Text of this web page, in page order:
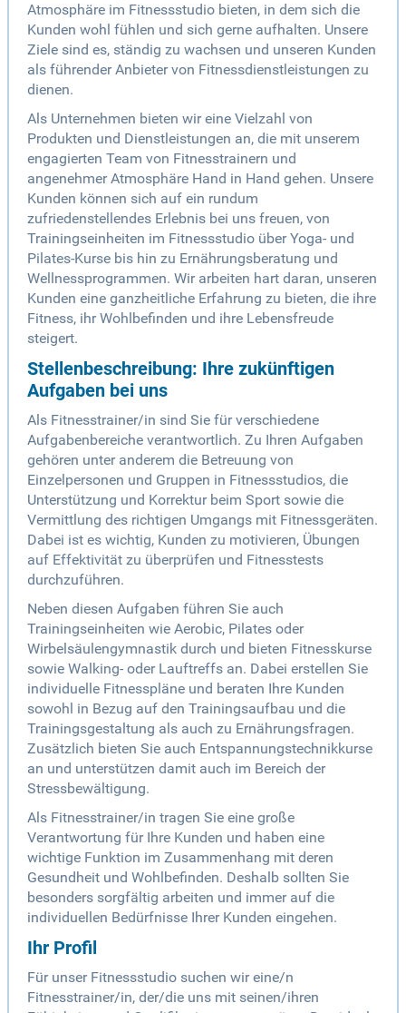
Atmosphäre im Fitnessstudio bieten, in dem sich die
Kunden wohl fühlen und sich gerne aufhalten. Unsere
Ziele sind es, ständig zu wachsen und unseren Kunden
als führender Anbieter von Fitnessdienstleistungen zu
dienen.
Als Unternehmen bieten wir eine Vielzahl von
Produkten und Dienstleistungen an, die mit unserem
engagierten Team von Fitnesstrainern und
angenehmer Atmosphäre Hand in Hand gehen. Unsere
Kunden können sich auf ein rundum
zufriedenstellendes Erlebnis bei uns freuen, von
Trainingseinheiten im Fitnessstudio über Yoga- und
Pilates-Kurse bis hin zu Ernährungsberatung und
Wellnessprogrammen. Wir arbeiten hart daran, unseren
Kunden eine ganzheitliche Erfahrung zu bieten, die ihre
Fitness, ihr Wohlbefinden und ihre Lebensfreude
steigert.
Stellenbeschreibung: Ihre zukünftigen
Aufgaben bei uns
Als Fitnesstrainer/in sind Sie für verschiedene
Aufgabenbereiche verantwortlich. Zu Ihren Aufgaben
gehören unter anderem die Betreuung von
Einzelpersonen und Gruppen in Fitnessstudios, die
Unterstützung und Korrektur beim Sport sowie die
Vermittlung des richtigen Umgangs mit Fitnessgeräten.
Dabei ist es wichtig, Kunden zu motivieren, Übungen
auf Effektivität zu überprüfen und Fitnesstests
durchzuführen.
Neben diesen Aufgaben führen Sie auch
Trainingseinheiten wie Aerobic, Pilates oder
Wirbelsäulengymnastik durch und bieten Fitnesskurse
sowie Walking- oder Lauftreffs an. Dabei erstellen Sie
individuelle Fitnesspläne und beraten Ihre Kunden
sowohl in Bezug auf den Trainingsaufbau und die
Trainingsgestaltung als auch zu Ernährungsfragen.
Zusätzlich bieten Sie auch Entspannungstechnikkurse
an und unterstützen damit auch im Bereich der
Stressbewältigung.
Als Fitnesstrainer/in tragen Sie eine große
Verantwortung für Ihre Kunden und haben eine
wichtige Funktion im Zusammenhang mit deren
Gesundheit und Wohlbefinden. Deshalb sollten Sie
besonders sorgfältig arbeiten und immer auf die
individuellen Bedürfnisse Ihrer Kunden eingehen.
Ihr Profil
Für unser Fitnessstudio suchen wir eine/n
Fitnesstrainer/in, der/die uns mit seinen/ihren